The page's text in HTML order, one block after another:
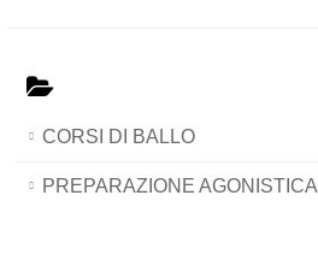
CORSI DI BALLO
PREPARAZIONE AGONISTICA